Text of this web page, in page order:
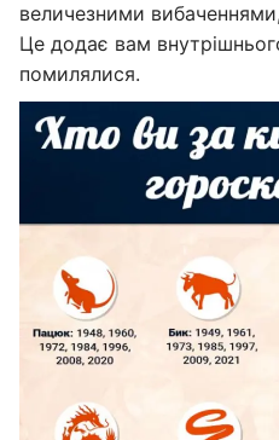
величезними
Це додає вам
помилялися.